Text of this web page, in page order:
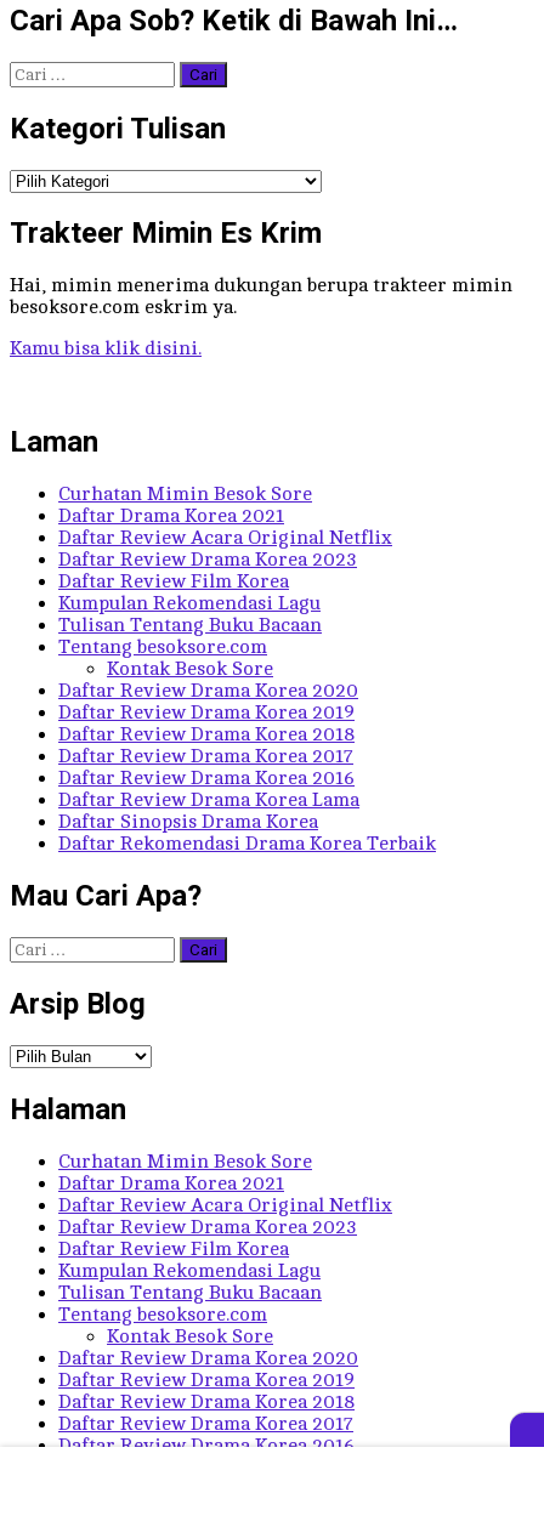
Cari Apa Sob? Ketik di Bawah Ini…
Cari
untuk:
Kategori Tulisan
Kategori
Trakteer Mimin Es Krim
Hai, mimin menerima dukungan berupa trakteer mimin
besoksore.com eskrim ya.
Kamu bisa klik disini.
Laman
Curhatan Mimin Besok Sore
Daftar Drama Korea 2021
Daftar Review Acara Original Netflix
Daftar Review Drama Korea 2023
Daftar Review Film Korea
Kumpulan Rekomendasi Lagu
Tulisan Tentang Buku Bacaan
Tentang besoksore.com
Kontak Besok Sore
Daftar Review Drama Korea 2020
Daftar Review Drama Korea 2019
Daftar Review Drama Korea 2018
Daftar Review Drama Korea 2017
Daftar Review Drama Korea 2016
Daftar Review Drama Korea Lama
Daftar Sinopsis Drama Korea
Daftar Rekomendasi Drama Korea Terbaik
Mau Cari Apa?
Cari
untuk:
Arsip Blog
Arsip
Halaman
Curhatan Mimin Besok Sore
Daftar Drama Korea 2021
Daftar Review Acara Original Netflix
Daftar Review Drama Korea 2023
Daftar Review Film Korea
Kumpulan Rekomendasi Lagu
Tulisan Tentang Buku Bacaan
Tentang besoksore.com
Kontak Besok Sore
Daftar Review Drama Korea 2020
Daftar Review Drama Korea 2019
Daftar Review Drama Korea 2018
Daftar Review Drama Korea 2017
Daftar Review Drama Korea 2016